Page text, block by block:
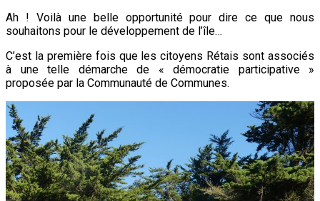
Ah ! Voilà une belle opportunité pour dire ce que nous
souhaitons pour le développement de l’île…
C’est la première fois que les citoyens Rétais sont associés
à une telle démarche de « démocratie participative »
proposée par la Communauté de Communes.